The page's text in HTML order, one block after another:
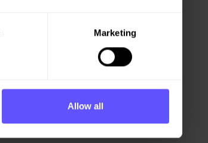
Marketing
Allow all